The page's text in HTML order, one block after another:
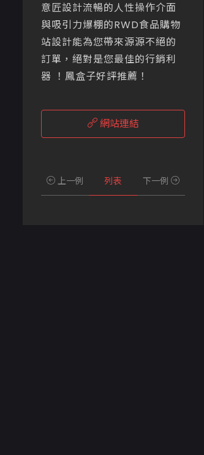
意匠設計流暢的人性操作介面
與吸引力爆棚的RWD食品購物
站設計能為您帶來源源不絕的
訂單，絕對是您最佳的行銷利
器 ！鳳盒子好評推薦！
網站連結
上一例 列表 下一例